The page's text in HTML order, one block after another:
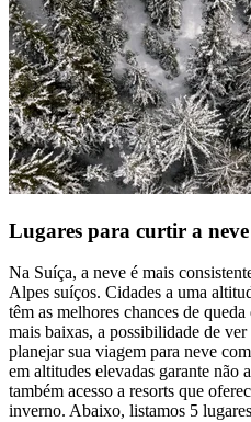
Lugares para curtir a
Na Suíça, a neve é mais
Alpes suíços. Cidades a uma
têm as melhores chances de
mais baixas, a possibilidade de
planejar sua viagem para neve
em altitudes elevadas garante não
também acesso a resorts que
inverno. Abaixo, listamos 5